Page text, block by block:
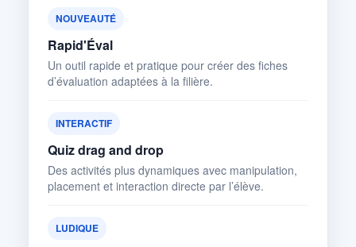
NOUVEAUTÉ
Rapid'Éval
Un outil rapide et pratique pour créer des fiches
d’évaluation adaptées à la filière.
INTERACTIF
Quiz drag and drop
Des activités plus dynamiques avec manipulation,
placement et interaction directe par l’élève.
LUDIQUE